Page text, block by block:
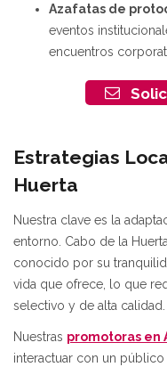
Azafatas de
eventos
encuentros
Estrategias
Huerta
Nuestra clave es la
entorno. Cabo de la
conocido por su
vida que ofrece, lo que
selectivo y de alta calidad.
Nuestras promotoras en
interactuar con un